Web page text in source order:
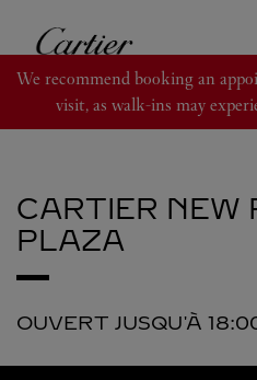
Cartier
We recommend booking an
visit, as walk-ins may
CARTIER NEW
PLAZA
OUVERT JUSQU'À